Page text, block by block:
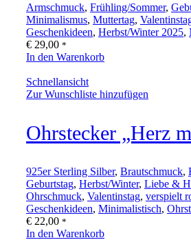
Armschmuck, Frühling/Sommer,
Minimalismus, Muttertag,
Geschenkideen, Herbst/Winter 2025,
€ 29,00 *
In den Warenkorb
Schnellansicht
Zur Wunschliste hinzufügen
Ohrstecker „Herz
925er Sterling Silber, Brautschmuck,
Geburtstag, Herbst/Winter, Liebe &
Ohrschmuck, Valentinstag, verspielt
Geschenkideen, Minimalistisch,
€ 22,00 *
In den Warenkorb